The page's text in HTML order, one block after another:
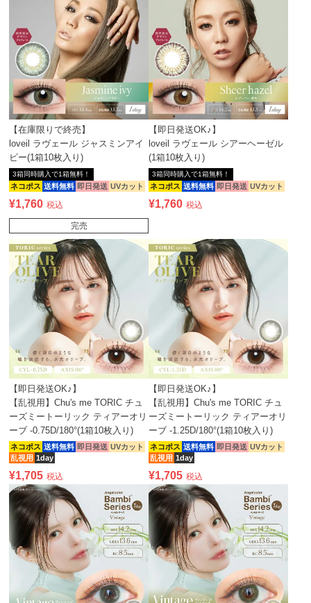
【在庫限りで終売】
loveil ラヴェール ジャスミンアイ
ビー(1箱10枚入り)
ネコポス 送料無料 即日発送 UVカット
3箱同時購入で1箱無料！
¥1,760 税込
完売
【即日発送OK♪】
loveil ラヴェール シアーヘーゼル
(1箱10枚入り)
ネコポス 送料無料 即日発送 UVカット
3箱同時購入で1箱無料！
¥1,760 税込
【即日発送OK♪】
【乱視用】Chu's me TORIC チュ
ーズミートーリック ティアーオリ
ーブ -0.75D/180°(1箱10枚入り)
ネコポス 送料無料 即日発送 UVカット
乱視用 1day
¥1,705 税込
【即日発送OK♪】
【乱視用】Chu's me TORIC チュ
ーズミートーリック ティアーオリ
ーブ -1.25D/180°(1箱10枚入り)
ネコポス 送料無料 即日発送 UVカット
乱視用 1day
¥1,705 税込